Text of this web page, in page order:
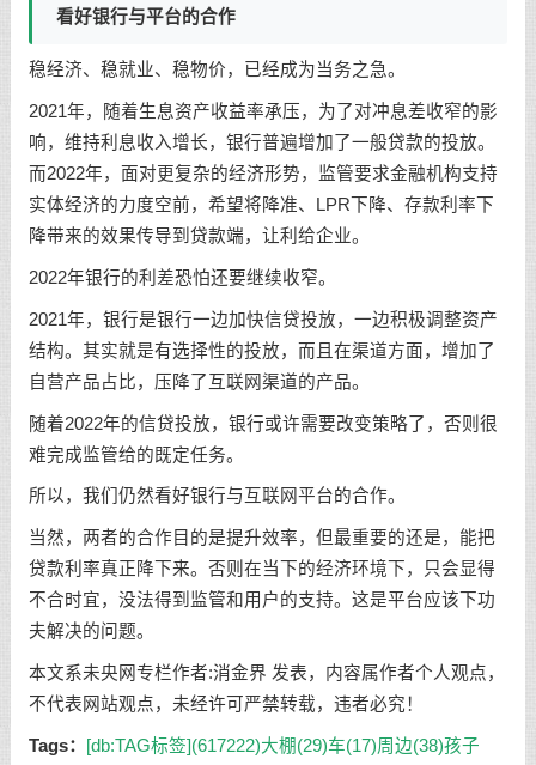
看好银行与平台的合作
稳经济、稳就业、稳物价，已经成为当务之急。
2021年，随着生息资产收益率承压，为了对冲息差收窄的影
响，维持利息收入增长，银行普遍增加了一般贷款的投放。
而2022年，面对更复杂的经济形势，监管要求金融机构支持
实体经济的力度空前，希望将降准、LPR下降、存款利率下
降带来的效果传导到贷款端，让利给企业。
2022年银行的利差恐怕还要继续收窄。
2021年，银行是银行一边加快信贷投放，一边积极调整资产
结构。其实就是有选择性的投放，而且在渠道方面，增加了
自营产品占比，压降了互联网渠道的产品。
随着2022年的信贷投放，银行或许需要改变策略了，否则很
难完成监管给的既定任务。
所以，我们仍然看好银行与互联网平台的合作。
当然，两者的合作目的是提升效率，但最重要的还是，能把
贷款利率真正降下来。否则在当下的经济环境下，只会显得
不合时宜，没法得到监管和用户的支持。这是平台应该下功
夫解决的问题。
本文系未央网专栏作者:消金界 发表，内容属作者个人观点，
不代表网站观点，未经许可严禁转载，违者必究！
Tags： [db:TAG标签](617222)大棚(29)车(17)周边(38)孩子